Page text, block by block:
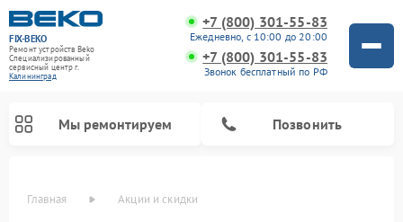
FIX-BEKO
Ремонт устройств Beko
Специализированный
cервисный центр г.
Калининград
+7 (800) 301-55-83
Ежедневно, с 10:00 до 20:00
+7 (800) 301-55-83
Звонок бесплатный по РФ
Мы ремонтируем Позвонить
Главная Акции и скидки